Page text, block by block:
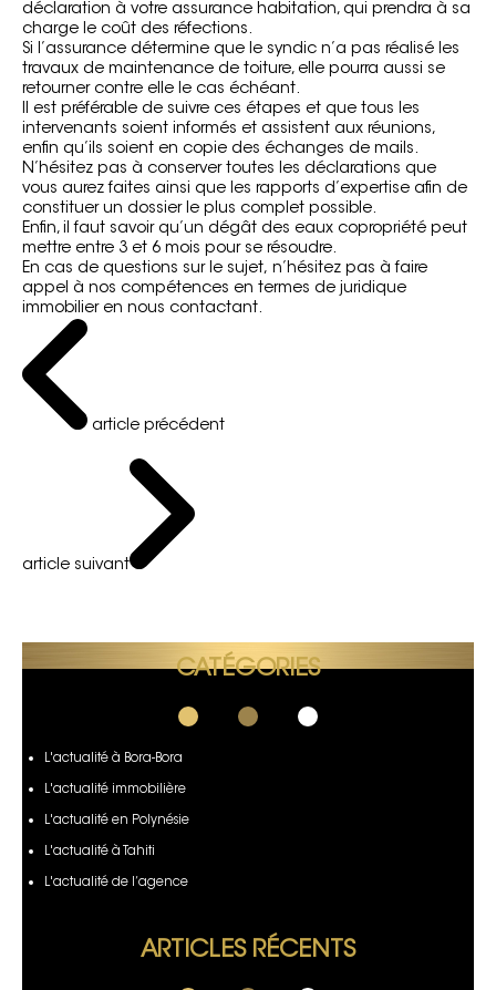
déclaration à votre assurance habitation, qui prendra à sa
charge le coût des réfections.
Si l’assurance détermine que le syndic n’a pas réalisé les
travaux de maintenance de toiture, elle pourra aussi se
retourner contre elle le cas échéant.
Il est préférable de suivre ces étapes et que tous les
intervenants soient informés et assistent aux réunions,
enfin qu’ils soient en copie des échanges de mails.
N’hésitez pas à conserver toutes les déclarations que
vous aurez faites ainsi que les rapports d’expertise afin de
constituer un dossier le plus complet possible.
Enfin, il faut savoir qu’un dégât des eaux copropriété peut
mettre entre 3 et 6 mois pour se résoudre.
En cas de questions sur le sujet, n’hésitez pas à faire
appel à nos compétences en termes de juridique
immobilier en nous contactant.
article précédent
article suivant
CATÉGORIES
L'actualité à Bora-Bora
L'actualité immobilière
L'actualité en Polynésie
L'actualité à Tahiti
L'actualité de l’agence
ARTICLES RÉCENTS